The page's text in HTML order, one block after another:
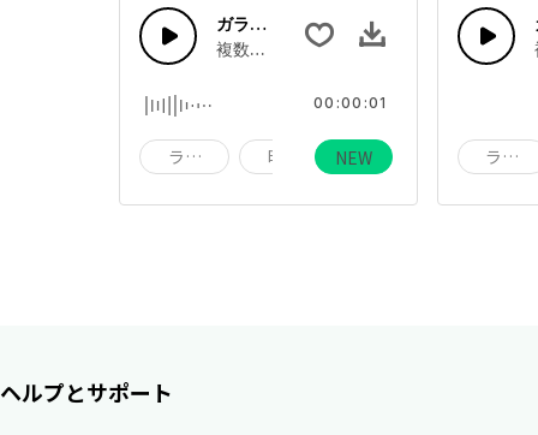
ガラスエフェクト 50
複数のガラスが割れる音、ガラスをたた
ライフ 時計 アラーム
00:00:01
NEW ライフ
ヘルプとサポート